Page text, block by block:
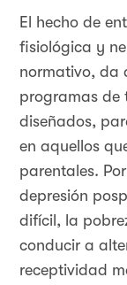
El hecho de
fisiológica y
normativo, da
programas de
diseñados,
en aquellos
parentales.
depresión
difícil, la
conducir a
receptividad